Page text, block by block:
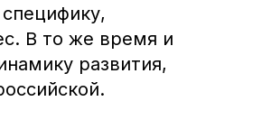
В то же время и
развития,